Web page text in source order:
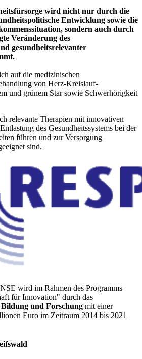
wird nicht nur durch die
Entwicklung sowie die
sondern auch durch
Veränderung des
gesundheitsrelevanter
auf die medizinischen
von Herz-Kreislauf-
und grünem Star sowie Schwerhörigkeit
relevante Therapien mit innovativen
des Gesundheitssystems bei der
führen und zur Versorgung
sind.
wird im Rahmen des Programms
für Innovation" durch das
und Forschung mit einer
Euro im Zeitraum 2014 bis 2021